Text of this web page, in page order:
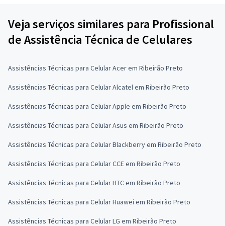
Veja serviços similares para Profissional
de Assistência Técnica de Celulares
Assistências Técnicas para Celular Acer em Ribeirão Preto
Assistências Técnicas para Celular Alcatel em Ribeirão Preto
Assistências Técnicas para Celular Apple em Ribeirão Preto
Assistências Técnicas para Celular Asus em Ribeirão Preto
Assistências Técnicas para Celular Blackberry em Ribeirão Preto
Assistências Técnicas para Celular CCE em Ribeirão Preto
Assistências Técnicas para Celular HTC em Ribeirão Preto
Assistências Técnicas para Celular Huawei em Ribeirão Preto
Assistências Técnicas para Celular LG em Ribeirão Preto